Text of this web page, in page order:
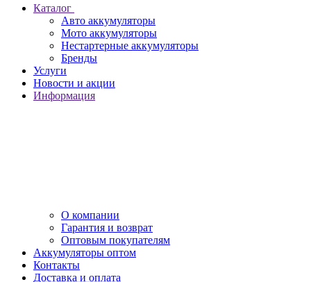
Каталог
Авто аккумуляторы
Мото аккумуляторы
Нестартерные аккумуляторы
Бренды
Услуги
Новости и акции
Информация
О компании
Гарантия и возврат
Оптовым покупателям
Аккумуляторы оптом
Контакты
Доставка и оплата